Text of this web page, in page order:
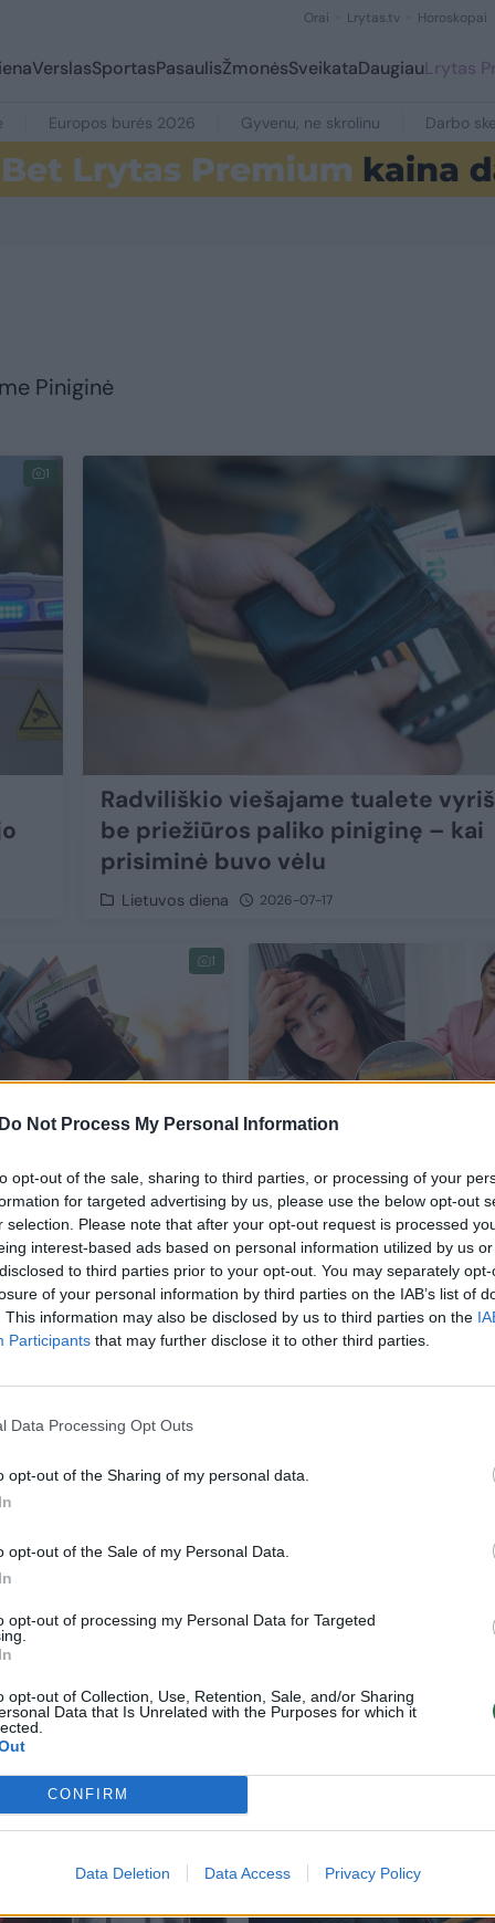
Do Not Process My Personal Information
opt-out of the sale, sharing to third parties, or processing of your
for targeted advertising by us, please use the below opt-out
selection. Please note that after your opt-out request is processed
interest-based ads based on personal information utilized by us
to third parties prior to your opt-out. You may separately
of your personal information by third parties on the IAB’s list of
This information may also be disclosed by us to third parties on the
Participants that may further disclose it to other third parties.
Data Processing Opt Outs
opt-out of the Sharing of my personal data.
opt-out of the Sale of my Personal Data.
opt-out of processing my Personal Data for Targeted
opt-out of Collection, Use, Retention, Sale, and/or Sharing
Data that Is Unrelated with the Purposes for which it
CONFIRM
Data Deletion Data Access Privacy Policy
Orai Lrytas.tv Horoskopai
VerslasSportasPasaulisŽmonėsSveikataDaugiauLrytas
Europos burės 2026 Gyvenu, ne skrolinu Darbo
Piniginė
1
Radviliškio viešajame tualete
be priežiūros paliko piniginę – kai
prisiminė buvo vėlu
Lietuvos diena 2026-07-17
1
rajone iš
miegojusio
piniginė su
diena 2026-06-11
Simona Lipnė prabilo
siaubingą patirtį oro
„Stovėjau ir blioviau“
Žmonės 2026-05-28
1
tiesiog savitarnos kasose